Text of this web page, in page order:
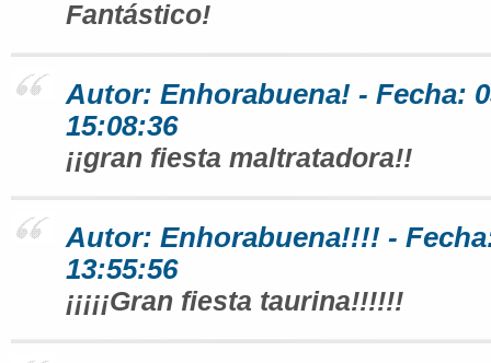
Fantástico!
Autor: Enhorabuena! - Fecha:
15:08:36
¡¡gran fiesta maltratadora!!
Autor: Enhorabuena!!!! -
13:55:56
¡¡¡¡¡Gran fiesta taurina!!!!!!